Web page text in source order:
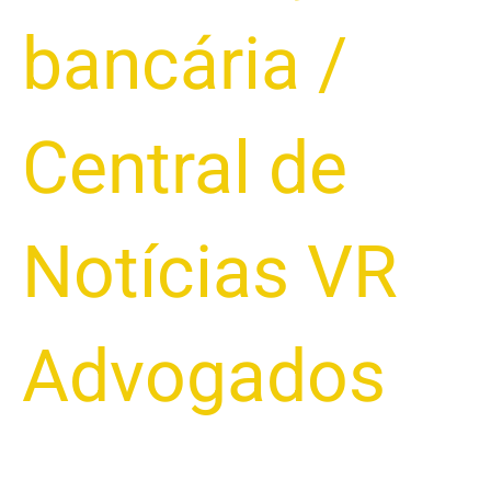
bancária /
Central de
Notícias VR
Advogados